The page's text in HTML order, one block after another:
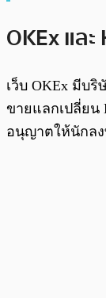
OKEx แล
เว็บ OKEx มีบ
ขายแลกเปลี่ยน
อนุญาตให้นักลง